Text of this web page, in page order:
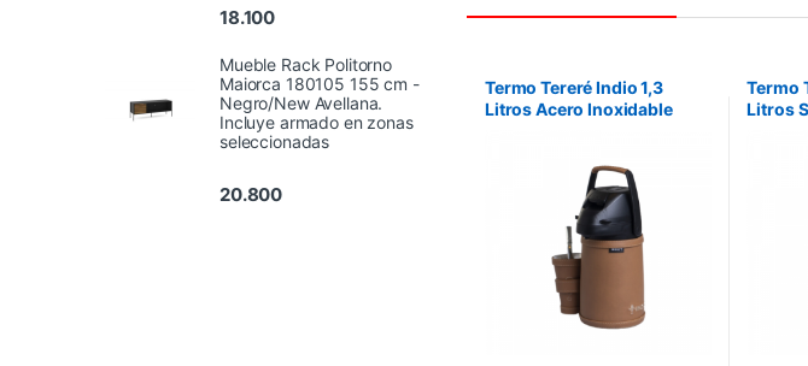
Termo Tereré Indio 1,3
Litros Acero Inoxidable
Termo
Litros
18.100
Mueble Rack Politorno
Maiorca 180105 155 cm -
Negro/New Avellana.
Incluye armado en zonas
seleccionadas
20.800